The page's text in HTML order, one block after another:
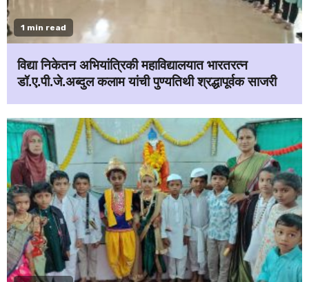
1 min read
विद्या निकेतन अभियांत्रिकी महाविद्यालयात भारतरत्न
डॉ.ए.पी.जे.अब्दुल कलाम यांची पुण्यतिथी श्रद्धापूर्वक साजरी